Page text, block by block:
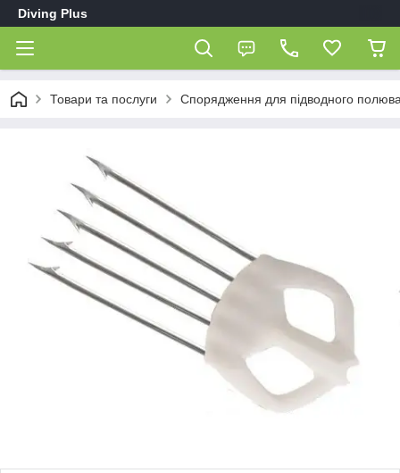
Diving Plus
Товари та послуги Спорядження для підводного